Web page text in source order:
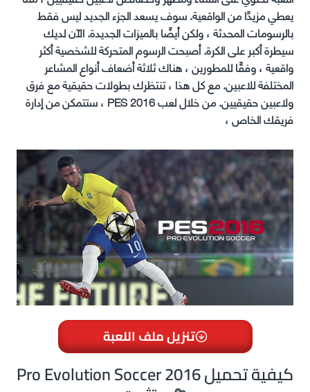
يعطي مزيدًا من الواقعية. سوف يسعد الجزء الجديد ليس فقط
بالرسومات المحدثة ، ولكن أيضًا بالميزات الجديدة. الآن لديك
سيطرة أكبر على الكرة. أصبحت الرسوم المتحركة للشخصية أكثر
واقعية ، وفقًا للمطورين ، هناك ثلاثة أضعاف أنواع المشاعر
المختلفة للاعبين. مع كل هذا ، تنتظرك بطولات حقيقية مع فرق
ولاعبين حقيقيين. من خلال لعب PES 2016 ، ستتمكن من إدارة
فريقك الخاص ،
تنزيل ملف اللعبة
Pro Evolution Soccer 2016 كيفية تحميل